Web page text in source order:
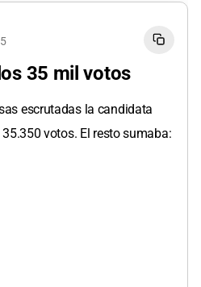
35 mil votos
escrutadas la candidata
votos. El resto sumaba: